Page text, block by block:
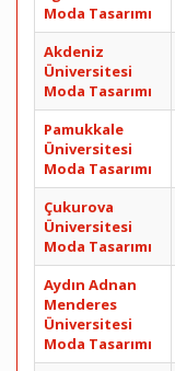
Moda Tasarımı
Akdeniz
Üniversitesi
Moda Tasarımı
Pamukkale
Üniversitesi
Moda Tasarımı
Çukurova
Üniversitesi
Moda Tasarımı
Aydın Adnan
Menderes
Üniversitesi
Moda Tasarımı